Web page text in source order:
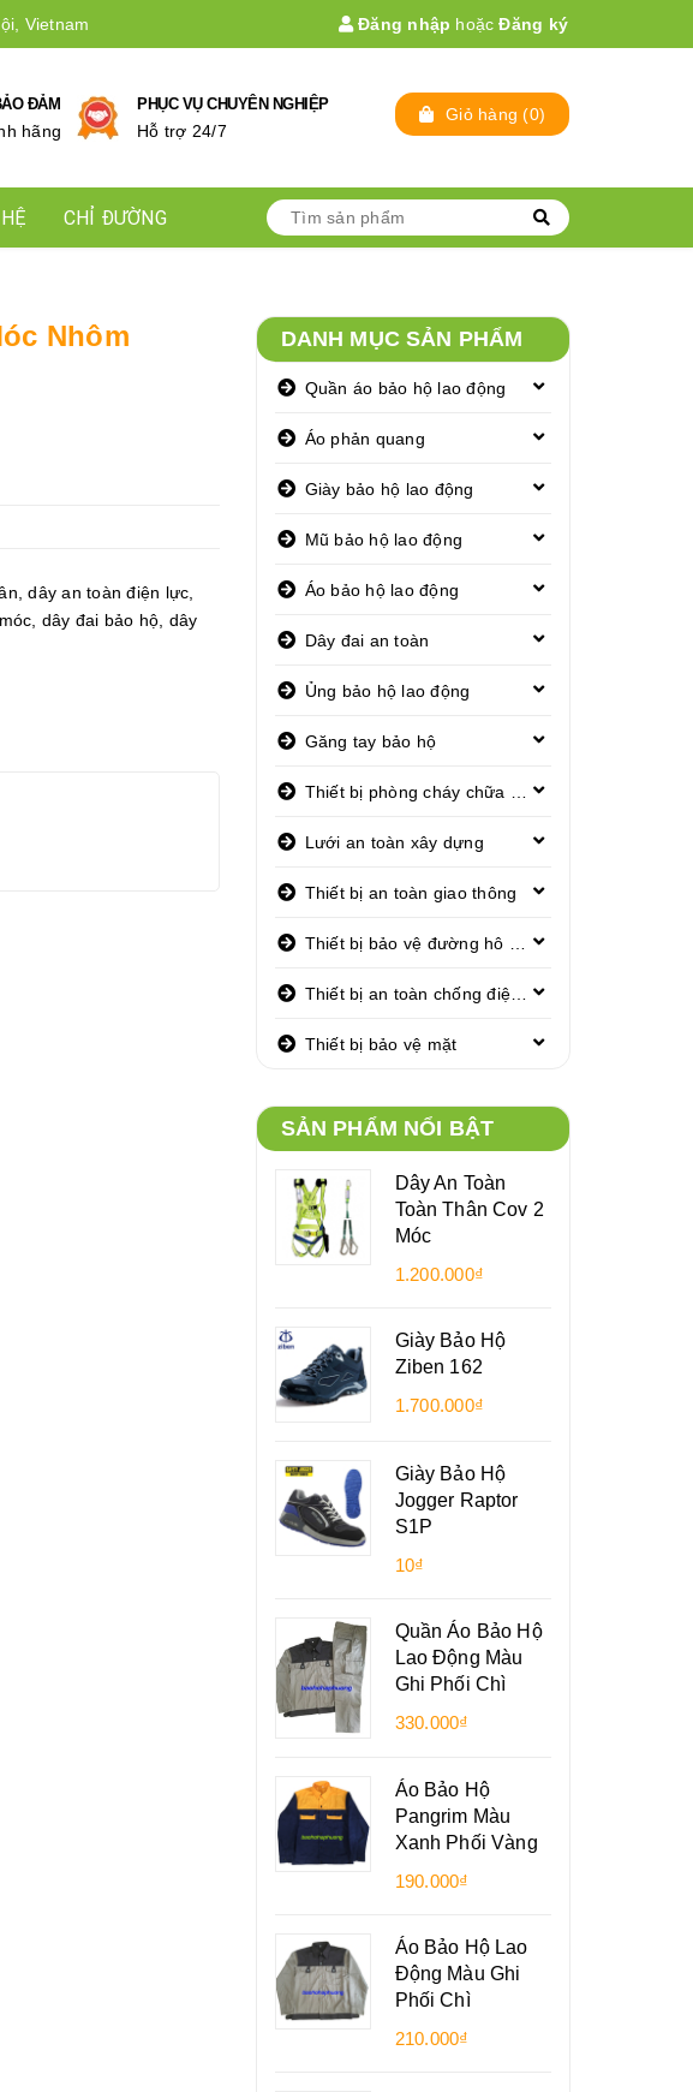
Vietnam Đăng nhập hoặc Đăng ký
ĐẢM
hãng
PHỤC VỤ CHUYÊN NGHIỆP
Hỗ trợ 24/7
Giỏ hàng (0)
CHỈ ĐƯỜNG
Nhôm
,dây an toàn điện lực
dây đai bảo hộ dây
DANH MỤC SẢN PHẨM
Quần áo bảo hộ lao động
Áo phản quang
Giày bảo hộ lao động
Mũ bảo hộ lao động
Áo bảo hộ lao động
Dây đai an toàn
Ủng bảo hộ lao động
Găng tay bảo hộ
Lưới an toàn xây dựng
Thiết bị an toàn giao thông
Thiết bị bảo vệ mặt
SẢN PHẨM NỔI BẬT
Dây An Toàn
Toàn Thân Cov 2
Móc
1.200.000₫
Giày Bảo Hộ
Ziben 162
1.700.000₫
Giày Bảo Hộ
Jogger Raptor
S1P
10₫
Quần Áo Bảo Hộ
Lao Động Màu
Ghi Phối Chì
330.000₫
Áo Bảo Hộ
Pangrim Màu
Xanh Phối Vàng
190.000₫
Áo Bảo Hộ Lao
Động Màu Ghi
Phối Chì
210.000₫